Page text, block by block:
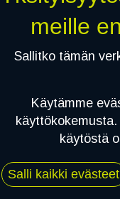
meille
Sallitko tämän
Käytämme
käytöstä
Salli kaikki evästeet